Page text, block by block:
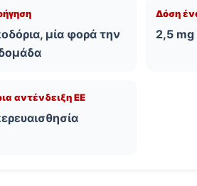
μία φορά την
Δόση
2,5 mg
αντένδειξη ΕΕ